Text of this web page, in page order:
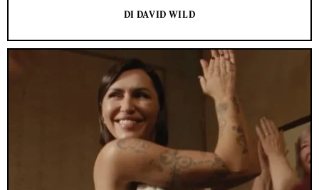
DI DAVID WILD